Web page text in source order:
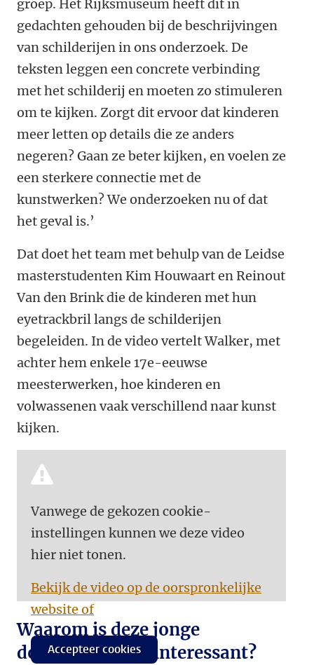
groep. Het Rijksmuseum heeft dit in
gedachten gehouden bij de beschrijvingen
van schilderijen in ons onderzoek. De
teksten leggen een concrete verbinding
met het schilderij en moeten zo stimuleren
om te kijken. Zorgt dit ervoor dat kinderen
meer letten op details die ze anders
negeren? Gaan ze beter kijken, en voelen ze
een sterkere connectie met de
kunstwerken? We onderzoeken nu of dat
het geval is.’
Dat doet het team met behulp van de Leidse
masterstudenten Kim Houwaart en Reinout
Van den Brink die de kinderen met hun
eyetrackbril langs de schilderijen
begeleiden. In de video vertelt Walker, met
achter hem enkele 17e-eeuwse
meesterwerken, hoe kinderen en
volwassenen vaak verschillend naar kunst
kijken.
Vanwege de gekozen cookie-
instellingen kunnen we deze video
hier niet tonen.
Bekijk de video op de oorspronkelijke
website of
Accepteer cookies
Waarom is deze jonge
doelgroep extra interessant?